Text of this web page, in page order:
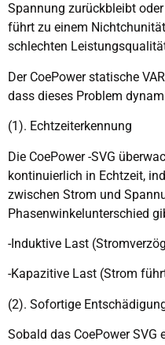
Spannung zurückbleibt
führt zu einem
schlechten
Der CoePower statische
dass dieses Problem
(1). Echtzeiterkennung
Die CoePower -SVG
kontinuierlich in Echtzeit,
zwischen Strom und
Phasenwinkelunterschied
-Induktive Last
-Kapazitive Last (Strom
(2). Sofortige
Sobald das CoePower